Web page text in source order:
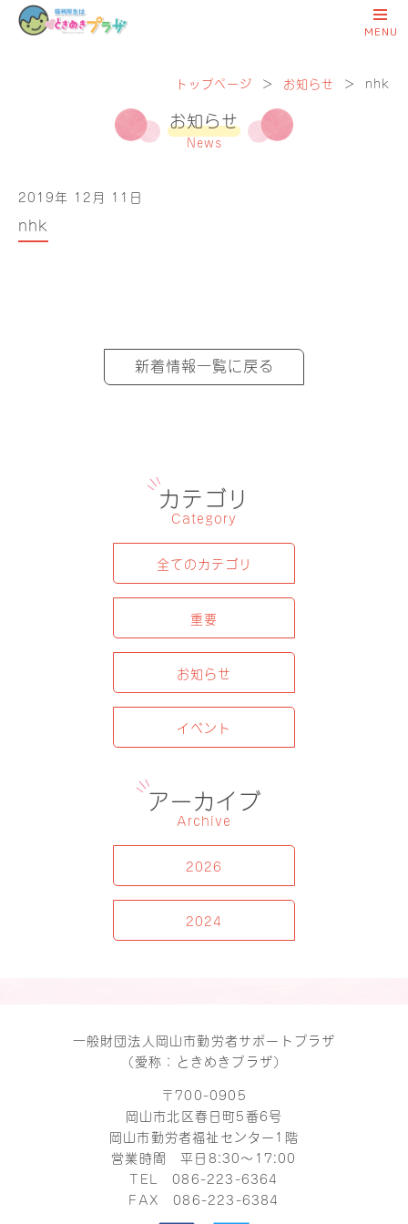
トップページ ＞ お知らせ ＞ nhk
お知らせ
News
2019年 12月 11日
nhk
新着情報一覧に戻る
カテゴリ
Category
全てのカテゴリ
重要
お知らせ
イベント
アーカイブ
Archive
2026
2024
一般財団法人岡山市勤労者サポートプラザ
（愛称：ときめきプラザ）
〒700-0905
岡山市北区春日町5番6号
岡山市勤労者福祉センター1階
営業時間 平日8:30～17:00
TEL086-223-6364
FAX 086-223-6384